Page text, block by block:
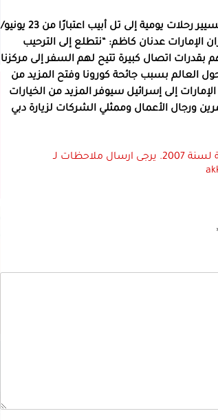
ذكرت قناة “i24” الإسرائيلية، أمس الثلاثاء، أن طيران الإمارات سيبدأ بتسيير رحلات يومية إلى تل أبيب اعتبارًا من 23 يونيو/
الإمارات عدنان كاظم: “نتطلع إلى الترحيب
بقدرات اتصال كبيرة تتيح لهم السفر إلى مركزنا
العالم بسبب جائحة كورونا وفتح المزيد من
إلى إسرائيل سيوفر المزيد من الخيارات
ورجال الأعمال وممثلي الشركات لزيارة دبي
استعمال المضامين بموجب بند 27 أ لقانون الحقوق الأدبية لسنة 2007. يرجى ارسال ملاحظات لـ